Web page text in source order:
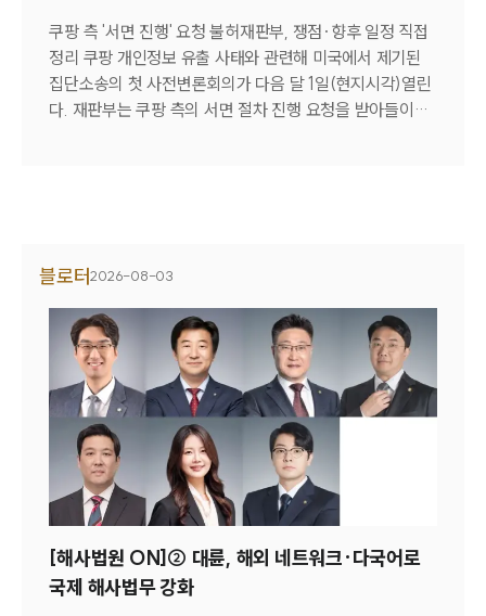
쿠팡 측 '서면 진행' 요청 불허재판부, 쟁점·향후 일정 직접
정리 쿠팡 개인정보 유출 사태와 관련해 미국에서 제기된
집단소송의 첫 사전변론회의가 다음 달 1일(현지시각)열린
다. 재판부는 쿠팡 측의 서면 절차 진행 요청을 받아들이지
및 소송 기각 신청을 위한 서면 제출 일정 지정 요청을 받아
들이지 않고 양측이 출석하는 대면 회의를 열도록 명령했
다.미국 연방법원의 사전변론회의는 본격적인 서면 공방에
앞서 판사가 당사자들을 직접 불러 쟁점을 정리하고 향후
심리 일정을 조율하는 절차다. 한국 민사소송의 변론준비기
일과 유사한 성격으로, 향후 다툴 쟁점을 정리하고 서면 제
출 일정과 범위 등을 결정하는 역할을 한다.법조계에서는
이번 사건이 다수의 피해자가 참여한 국제 집단소송인 데다
쿠팡 측이 절차적 항변과 한국법 적용 문제 등을 포함한 소
송 기각 논리를 예고한 만큼, 재판부가 대면 심리를 통해 주
요 쟁점을 먼저 정리하려는 것으로 보고 있다.이번 기일 지
정으로 쿠팡 측의 소송 기각 신청서 제출도 사전변론회의
이후 이뤄질 전망이다. 양측이 합의하지 못한 답변서 제출
기한과 분량 등 향후 소송 일정 역시 이날 재판부가 정리할
블로터2026-08-03
[해사법원 ON]② 대륜, 해외 네트워크·다국어로
국제 해사법무 강화